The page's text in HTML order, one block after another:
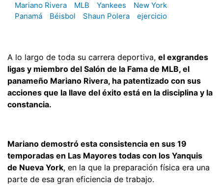
Mariano Rivera MLB Yankees
New York
Panamá
Béisbol Shaun Polera ejercicio
A lo largo de toda su carrera deportiva, el exgrandes
ligas y miembro del Salón de la Fama de MLB, el
panameño Mariano Rivera, ha patentizado con sus
acciones que la llave del éxito está en la disciplina y la
constancia.
Mariano demostró esta consistencia en sus 19
temporadas en Las Mayores todas con los Yanquis
de Nueva York, en la que la preparación física era una
parte de esa gran eficiencia de trabajo.